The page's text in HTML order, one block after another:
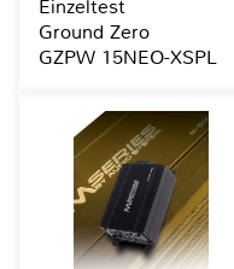
Einzeltest
Ground Zero
GZPW 15NEO-XSPL